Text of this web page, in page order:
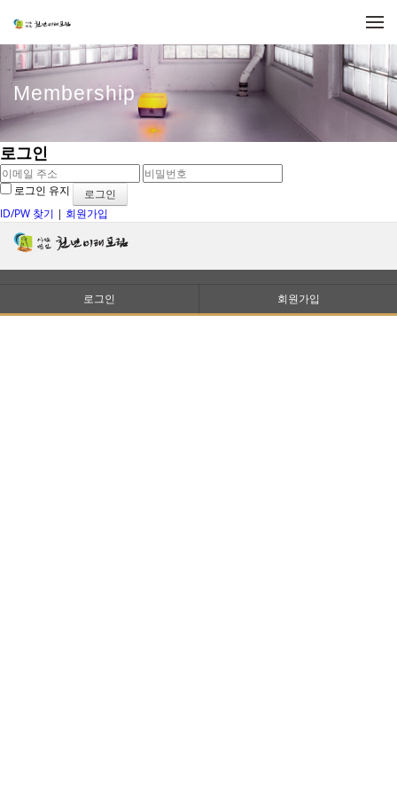
Membership
로그인
로그인 유지
ID/PW 찾기 | 회원가입
로그인 회원가입